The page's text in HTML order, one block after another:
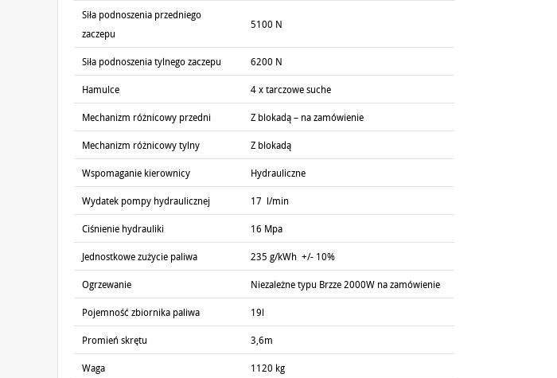
Siła podnoszenia przedniego
zaczepu
5100 N
Siła podnoszenia tylnego zaczepu 6200 N
Hamulce 4 x tarczowe suche
Mechanizm różnicowy przedni Z blokadą – na zamówienie
Mechanizm różnicowy tylny Z blokadą
Wspomaganie kierownicy Hydrauliczne
Wydatek pompy hydraulicznej 17 l/min
Ciśnienie hydrauliki 16 Mpa
Jednostkowe zużycie paliwa 235 g/kWh +/- 10%
Ogrzewanie Niezależne typu Brzze 2000W na zamówienie
Pojemność zbiornika paliwa 19l
Promień skrętu 3,6m
Waga 1120 kg